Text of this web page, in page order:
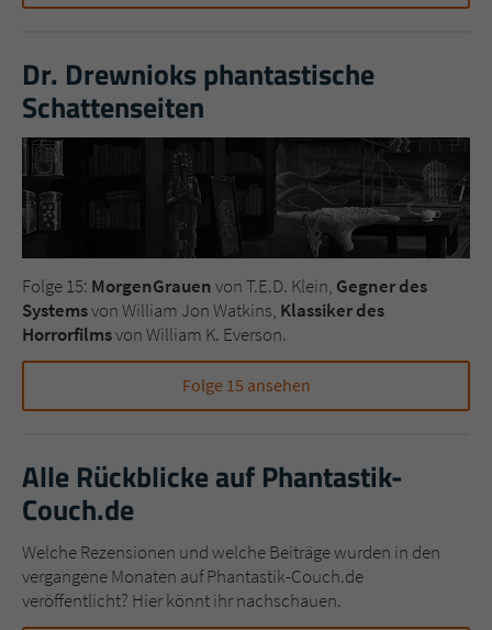
Dr. Drewnioks phantastische
Schattenseiten
Folge 15: MorgenGrauenvon T.E.D. Klein, Gegner des
Systemsvon William Jon Watkins, Klassiker des
Horrorfilmsvon William K. Everson.
Folge 15 ansehen
Alle Rückblicke auf Phantastik-
Couch.de
Welche Rezensionen und welche Beiträge wurden in den
vergangene Monaten auf Phantastik-Couch.de
veröffentlicht? Hier könnt ihr nachschauen.